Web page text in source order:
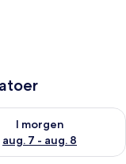
7
I morgen
aug. 7 - aug. 8
for i